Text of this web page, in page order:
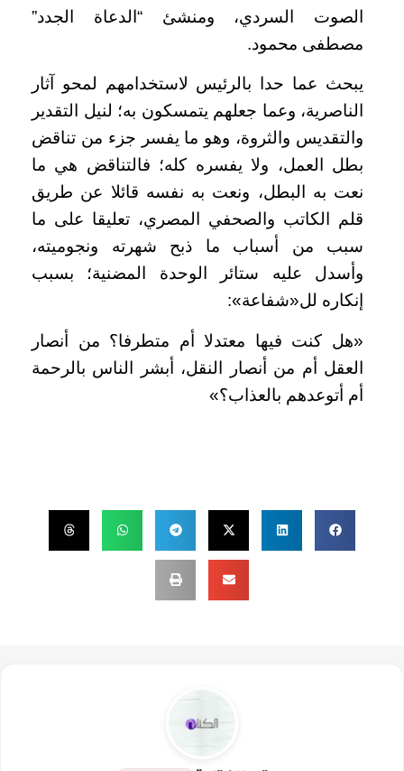
الصوت السردي، ومنشئ “الدعاة الجدد”
مصطفى محمود.
يبحث عما حدا بالرئيس لاستخدامهم لمحو آثار
الناصرية، وعما جعلهم يتمسكون به؛ لنيل التقدير
والتقديس والثروة، وهو ما يفسر جزء من تناقض
بطل العمل، ولا يفسره كله؛ فالتناقض هي ما
نعت به البطل، ونعت به نفسه قائلا عن طريق
قلم الكاتب والصحفي المصري، تعليقا على ما
سبب من أسباب ما ذبح شهرته ونجوميته،
وأسدل عليه ستائر الوحدة المضنية؛ بسبب
إنكاره لل«شفاعة»:
«هل كنت فيها معتدلا أم متطرفا؟ من أنصار
العقل أم من أنصار النقل، أبشر الناس بالرحمة
أم أتوعدهم بالعذاب؟»